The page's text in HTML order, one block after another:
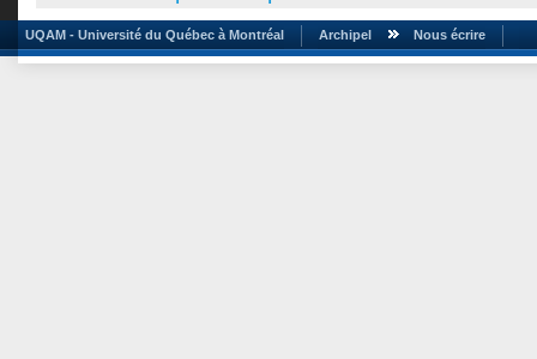
UQAM - Université du Québec à Montréal Archipel Nous écrire